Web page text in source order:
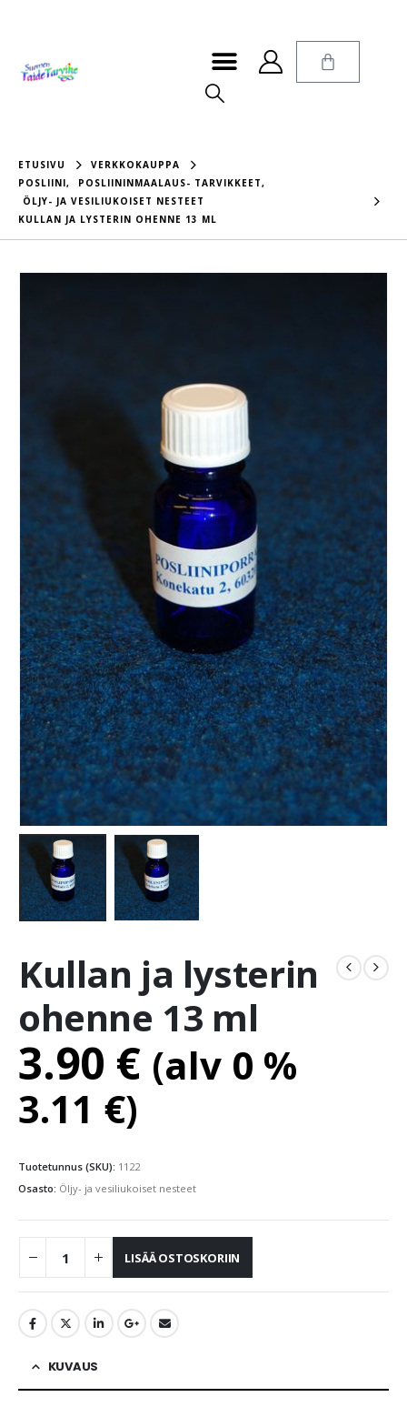
ETUSIVU
VERKKOKAUPPA
POSLIINI, POSLIININMAALAUS- TARVIKKEET,
ÖLJY- JA VESILIUKOISET NESTEET
KULLAN JA LYSTERIN OHENNE 13 ML
Kullan ja lysterin
ohenne 13 ml
3.90 € (alv 0 %
3.11 €)
Tuotetunnus (SKU): 1122
Osasto: Öljy- ja vesiliukoiset nesteet
LISÄÄ OSTOSKORIIN
KUVAUS